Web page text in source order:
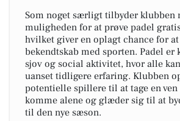
Som noget særligt tilbyder klubben
muligheden for at prøve padel
hvilket giver en oplagt chance for
bekendtskab med sporten. Padel er
sjov og social aktivitet, hvor alle
uanset tidligere erfaring. Klubben
potentielle spillere til at tage en
komme alene og glæder sig til at
til den nye sæson.